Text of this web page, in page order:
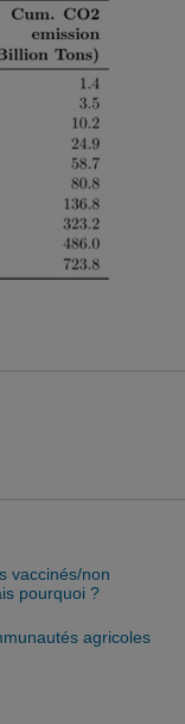
vaccinés/non
pourquoi ?
agricoles